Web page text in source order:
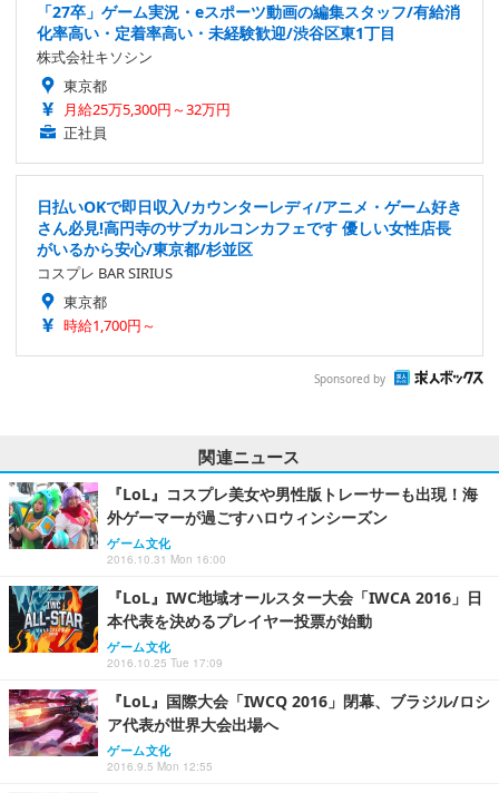
「27卒」ゲーム実況・eスポーツ動画の編集スタッフ/有給消
化率高い・定着率高い・未経験歓迎/渋谷区東1丁目
株式会社キソシン
東京都
月給25万5,300円～32万円
正社員
日払いOKで即日収入/カウンターレディ/アニメ・ゲーム好き
さん必見!高円寺のサブカルコンカフェです 優しい女性店長
がいるから安心/東京都/杉並区
コスプレ BAR SIRIUS
東京都
時給1,700円～
Sponsored by
関連ニュース
『LoL』コスプレ美女や男性版トレーサーも出現！海
外ゲーマーが過ごすハロウィンシーズン
ゲーム文化
2016.10.31 Mon 16:00
『LoL』IWC地域オールスター大会「IWCA 2016」日
本代表を決めるプレイヤー投票が始動
ゲーム文化
2016.10.25 Tue 17:09
『LoL』国際大会「IWCQ 2016」閉幕、ブラジル/ロシ
ア代表が世界大会出場へ
ゲーム文化
2016.9.5 Mon 12:55